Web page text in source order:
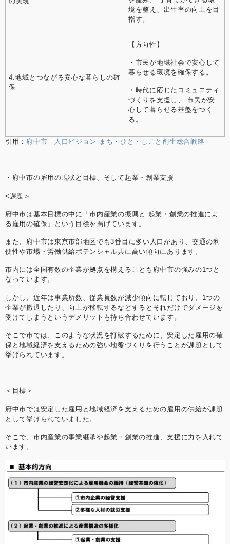
境を整え、出生率の向上を目
指す。
4.地域とつながる安⼼な暮らしの確
保
【方向性】
・市民が地域社会で安心して
暮らせる環境を確保する。
・時代に応じたコミュニティ
づくりを支援し、 市民が安
心して暮らせる基盤をつく
る。
引用： 府中市 ⼈⼝ビジョン まち・ひと・しごと創⽣総合戦略
・府中市の雇用の現状と目標、そして起業・創業支援
<課題＞
府中市は基本目標の中に「市内産業の振興と 起業・創業の推進によ
る雇⽤の確保」という目標を掲げています。
また、府中市は東京市部地区でも3番目に多い人口があり、交通の利
便性や市場・労働供給ポテンシャル共に高い傾向にあります。
市内には全国有数の企業が拠点を構えることも府中市の強みの1つと
なっています。
しかし、近年は事業所数、従業員数が減少傾向に転じており、1つの
企業が撤退したり、向上が移転するなどするとそれだけでダメージを
受けてしまうというデメリットも持ち合わせています。
そこで市では、このような状況を打破するために、安定した雇用の確
保と地域経済を支えるための強い地盤づくりを行うことが課題として
挙げられています。
＜目標＞
府中市では安定した雇用と地域経済を支えるための雇用の供給が課題
として挙げられていました。
そこで、市内産業の事業継承や起業・創業の推進、支援に力を入れて
います。